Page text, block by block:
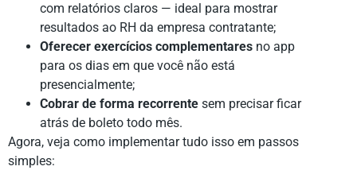
com relatórios claros — ideal para mostrar
resultados ao RH da empresa contratante;
Oferecer exercícios complementares no app
para os dias em que você não está
presencialmente;
Cobrar de forma recorrente sem precisar ficar
atrás de boleto todo mês.
Agora, veja como implementar tudo isso em passos
simples: